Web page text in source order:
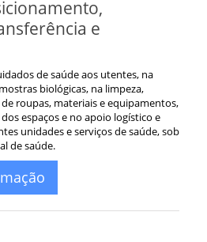
e
de saúde aos utentes, na
biológicas, na limpeza,
roupas, materiais e equipamentos,
espaços e no apoio logístico e
unidades e serviços de saúde, sob
de saúde.